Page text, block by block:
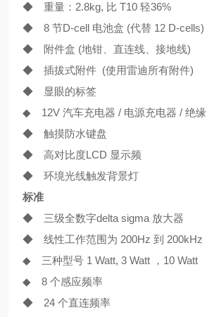
◆ 重量：2.8kg, 比 T10 轻36%
◆ 8 节D-cell 电池盒 (代替 12 D-cells)
◆ 附件盒 (地钳、直连线、接地线)
◆ 插拔式附件 (使用雷迪所有附件)
◆ 显眼的标签
◆ 12V 汽车充电器 / 电源充电器 / 绝缘
◆ 触摸防水键盘
◆ 高对比度LCD 显示频
◆ 环境光线触发背景灯
标准
◆ 三级全数字delta sigma 放大器
◆ 线性工作范围为 200Hz 到 200kHz
◆ 三种型号 1 Watt, 3 Watt ，10 Watt
◆ 8 个感应频率
◆ 24 个直连频率